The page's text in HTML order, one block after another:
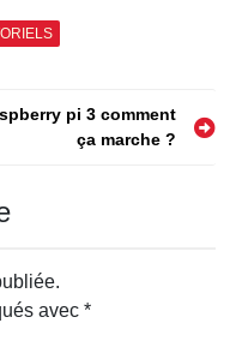
pi 3 comment
ça marche ?
avec *